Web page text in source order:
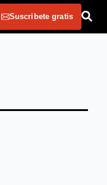
Suscribete gratis